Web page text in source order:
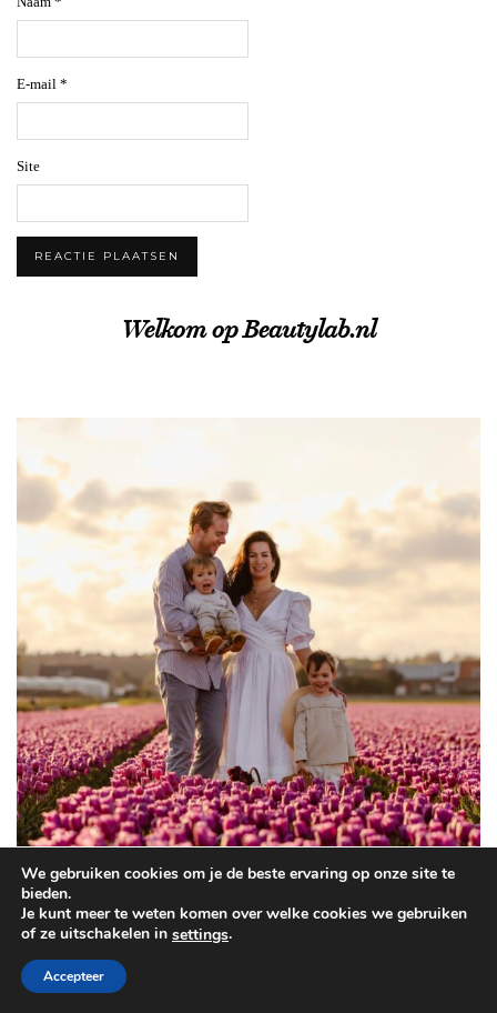
E-mail *
Site
Welkom op Beautylab.nl
mijn vriend, onze zoontjes Marshall en Cameron en onze kat Coco. Wat ooit
begon als een passie voor beauty, groeide uit tot een blog waar ik alles deel
We gebruiken cookies om je de beste ervaring op onze site te
bieden.
Je kunt meer te weten komen over welke cookies we gebruiken
of ze uitschakelen in settings.
Accepteer